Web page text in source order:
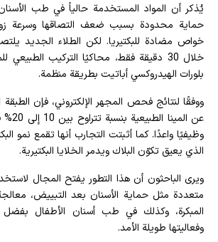
يُذكر أن المواد المستخدمة حالياً في طب
حماية محدودة بسبب ضعف التصاقها وسرعة
خواص مضادة للبكتيريا. لكن الطلاء الجديد
خلال 30 دقيقة فقط، محاكيًا التركيب
بلورات الهيدروكسي أباتيت بطريقة منظمة.
ووفقًا لنتائج فحص المجهر الإلكتروني، فإن
عن
وظيفيًا واعدًا. كما أثبتت التجارب أنها تقمع نمو
الذي يعيق تكوّن البلاك ويدمر الخلايا البكتيرية.
ويرى الباحثون أن هذا التطور يفتح المجال
متعددة مثل حماية الأسنان بعد التبييض،
المبكرة، وكذلك في طب أسنان الأطفال بفضل
وفعاليتها طويلة الأمد.